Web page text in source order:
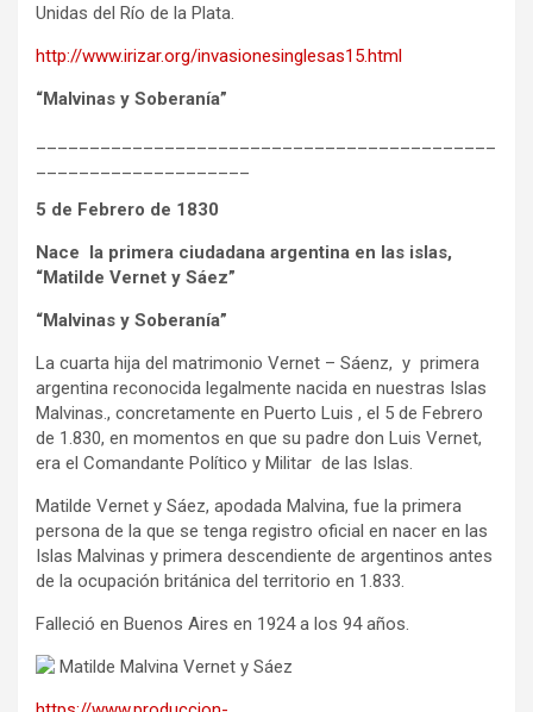
Unidas del Río de la Plata.
http://www.irizar.org/invasionesinglesas15.html
“Malvinas y Soberanía”
5 de Febrero de 1830
Nace la primera ciudadana argentina en las islas,
“Matilde Vernet y Sáez”
“Malvinas y Soberanía”
La cuarta hija del matrimonio Vernet – Sáenz, y primera
argentina reconocida legalmente nacida en nuestras Islas
Malvinas., concretamente en Puerto Luis , el 5 de Febrero
de 1.830, en momentos en que su padre don Luis Vernet,
era el Comandante Político y Militar de las Islas.
Matilde Vernet y Sáez, apodada Malvina, fue la primera
persona de la que se tenga registro oficial en nacer en las
Islas Malvinas y primera descendiente de argentinos antes
de la ocupación británica del territorio en 1.833.
Falleció en Buenos Aires en 1924 a los 94 años.
Matilde Malvina Vernet y Sáez